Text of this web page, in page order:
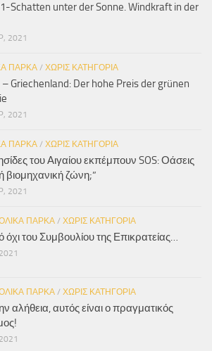
Schatten unter der Sonne. Windkraft in der
2021
ΠΆΡΚΑ / ΧΩΡΊΣ ΚΑΤΗΓΟΡΊΑ
– Griechenland: Der hohe Preis der grünen
2021
ΠΆΡΚΑ / ΧΩΡΊΣ ΚΑΤΗΓΟΡΊΑ
του Αιγαίου εκπέμπουν SOS: Οάσεις
βιομηχανική ζώνη;”
2021
ΠΆΡΚΑ / ΧΩΡΊΣ ΚΑΤΗΓΟΡΊΑ
όχι του Συμβουλίου της Επικρατείας…
ΠΆΡΚΑ / ΧΩΡΊΣ ΚΑΤΗΓΟΡΊΑ
αλήθεια, αυτός είναι ο πραγματικός